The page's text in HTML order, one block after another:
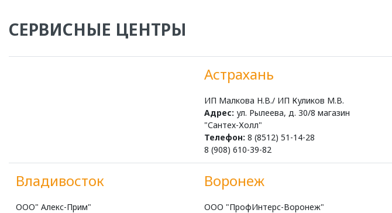
СЕРВИСНЫЕ ЦЕНТРЫ
Астрахань
ИП Малкова Н.В./ ИП Куликов М.В.
Адрес: ул. Рылеева, д. 30/8 магазин
"Сантех-Холл"
Телефон: 8 (8512) 51-14-28
8 (908) 610-39-82
Владивосток
ООО" Алекс-Прим"
Воронеж
ООО "ПрофИнтерс-Воронеж"